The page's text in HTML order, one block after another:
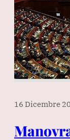
16 Dicembre